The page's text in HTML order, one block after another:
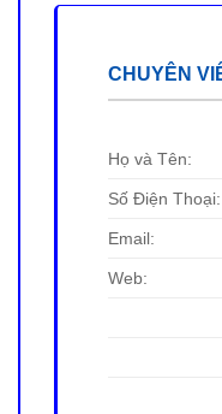
CHUYÊN
Họ và Tên:
Số Điện Thoại:
Email:
Web: